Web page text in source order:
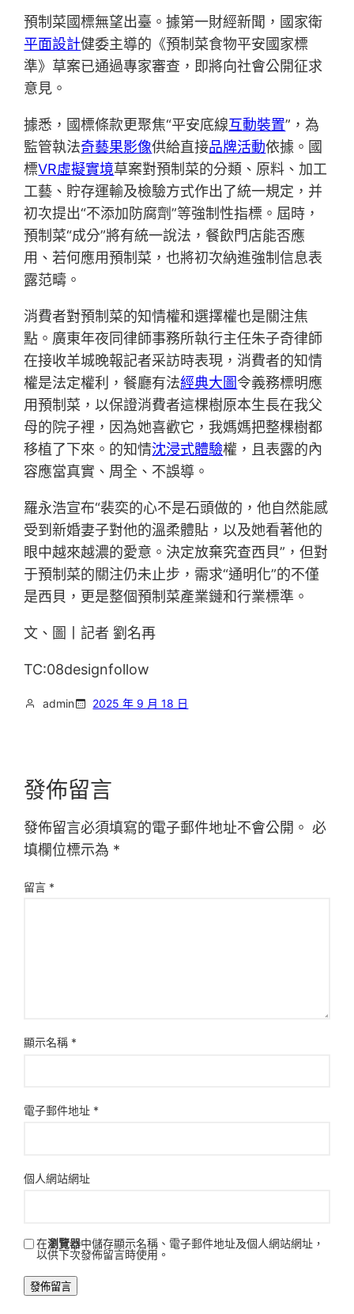
預制菜國標無望出臺。據第一財經新聞，國家衛
平面設計健委主導的《預制菜食物平安國家標
準》草案已通過專家審查，即將向社會公開征求
意見。
據悉，國標條款更聚焦“平安底線互動裝置”，為
監管執法奇藝果影像供給直接品牌活動依據。國
標VR虛擬實境草案對預制菜的分類、原料、加工
工藝、貯存運輸及檢驗方式作出了統一規定，并
初次提出“不添加防腐劑”等強制性指標。屆時，
預制菜“成分”將有統一說法，餐飲門店能否應
用、若何應用預制菜，也將初次納進強制信息表
露范疇。
消費者對預制菜的知情權和選擇權也是關注焦
點。廣東年夜同律師事務所執行主任朱子奇律師
在接收羊城晚報記者采訪時表現，消費者的知情
權是法定權利，餐廳有法經典大圖令義務標明應
用預制菜，以保證消費者這棵樹原本生長在我父
母的院子裡，因為她喜歡它，我媽媽把整棵樹都
移植了下來。的知情沈浸式體驗權，且表露的內
容應當真實、周全、不誤導。
羅永浩宣布“裴奕的心不是石頭做的，他自然能感
受到新婚妻子對他的溫柔體貼，以及她看著他的
眼中越來越濃的愛意。決定放棄究查西貝”，但對
于預制菜的關注仍未止步，需求“通明化”的不僅
是西貝，更是整個預制菜產業鏈和行業標準。
文、圖丨記者 劉名再
TC:08designfollow
admin 2025 年 9 月 18 日
發佈留言
發佈留言必須填寫的電子郵件地址不會公開。 必
填欄位標示為 *
留言 *
顯示名稱 *
電子郵件地址 *
個人網站網址
在瀏覽器中儲存顯示名稱、電子郵件地址及個人網站網址，
以供下次發佈留言時使用。